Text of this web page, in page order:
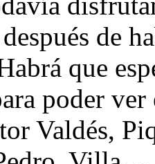
de
que
poder
Valdés,